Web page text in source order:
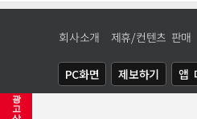
광
고
회사소개 제휴/컨텐츠 판매
PC화면 제보하기 앱